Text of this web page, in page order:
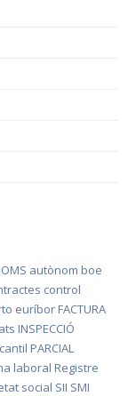
autònom boe
control
euríbor FACTURA
INSPECCIÓ
PARCIAL
laboral Registre
social SII SMI